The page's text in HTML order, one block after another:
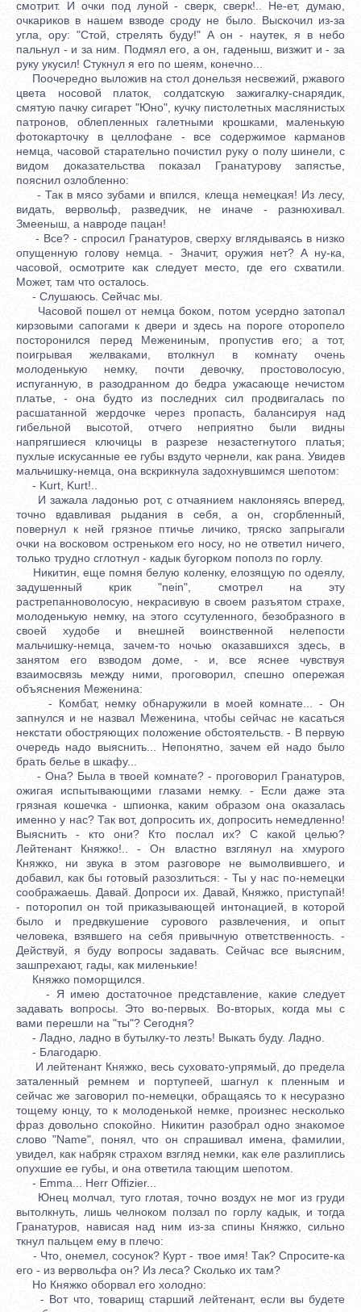
смотрит. И очки под луной - сверк, сверк!.. Не-ет, думаю,
очкариков в нашем взводе сроду не было. Выскочил из-за
угла, ору: "Стой, стрелять буду!" А он - наутек, я в небо
пальнул - и за ним. Подмял его, а он, гаденыш, визжит и - за
руку укусил! Стукнул я его по шеям, конечно...
Поочередно выложив на стол донельзя несвежий, ржавого
цвета носовой платок, солдатскую зажигалку-снарядик,
смятую пачку сигарет "Юно", кучку пистолетных маслянистых
патронов, облепленных галетными крошками, маленькую
фотокарточку в целлофане - все содержимое карманов
немца, часовой старательно почистил руку о полу шинели, с
видом доказательства показал Гранатурову запястье,
пояснил озлобленно:
- Так в мясо зубами и впился, клеща немецкая! Из лесу,
видать, вервольф, разведчик, не иначе - разнюхивал.
Змееныш, а навроде пацан!
- Все? - спросил Гранатуров, сверху вглядываясь в низко
опущенную голову немца. - Значит, оружия нет? А ну-ка,
часовой, осмотрите как следует место, где его схватили.
Может, там что осталось.
- Слушаюсь. Сейчас мы.
Часовой пошел от немца боком, потом усердно затопал
кирзовыми сапогами к двери и здесь на пороге оторопело
посторонился перед Межениным, пропустив его; а тот,
поигрывая желваками, втолкнул в комнату очень
молоденькую немку, почти девочку, простоволосую,
испуганную, в разодранном до бедра ужасающе нечистом
платье, - она будто из последних сил продвигалась по
расшатанной жердочке через пропасть, балансируя над
гибельной высотой, отчего неприятно были видны
напрягшиеся ключицы в разрезе незастегнутого платья;
пухлые искусанные ее губы вздуто чернели, как рана. Увидев
мальчишку-немца, она вскрикнула задохнувшимся шепотом:
- Kurt, Kurt!..
И зажала ладонью рот, с отчаянием наклоняясь вперед,
точно вдавливая рыдания в себя, а он, сгорбленный,
повернул к ней грязное птичье личико, тряско запрыгали
очки на восковом остреньком его носу, но не ответил ничего,
только трудно сглотнул - кадык бугорком пополз по горлу.
Никитин, еще помня белую коленку, елозящую по одеялу,
задушенный крик "nein", смотрел на эту
растрепанноволосую, некрасивую в своем разъятом страхе,
молоденькую немку, на этого ссутуленного, безобразного в
своей худобе и внешней воинственной нелепости
мальчишку-немца, зачем-то ночью оказавшихся здесь, в
занятом его взводом доме, - и, все яснее чувствуя
взаимосвязь между ними, проговорил, спешно опережая
объяснения Меженина:
- Комбат, немку обнаружили в моей комнате... - Он
запнулся и не назвал Меженина, чтобы сейчас не касаться
некстати обостряющих положение обстоятельств. - В первую
очередь надо выяснить... Непонятно, зачем ей надо было
брать белье в шкафу...
- Она? Была в твоей комнате? - проговорил Гранатуров,
ожигая испытывающими глазами немку. - Если даже эта
грязная кошечка - шпионка, каким образом она оказалась
именно у нас? Так вот, допросить их, допросить немедленно!
Выяснить - кто они? Кто послал их? С какой целью?
Лейтенант Княжко!.. - Он властно взглянул на хмурого
Княжко, ни звука в этом разговоре не вымолвившего, и
добавил, как бы готовый разозлиться: - Ты у нас по-немецки
соображаешь. Давай. Допроси их. Давай, Княжко, приступай!
- поторопил он той приказывающей интонацией, в которой
было и предвкушение сурового развлечения, и опыт
человека, взявшего на себя привычную ответственность. -
Действуй, я буду вопросы задавать. Сейчас все выясним,
зашпрехают, гады, как миленькие!
Княжко поморщился.
- Я имею достаточное представление, какие следует
задавать вопросы. Это во-первых. Во-вторых, когда мы с
вами перешли на "ты"? Сегодня?
- Ладно, ладно в бутылку-то лезть! Выкать буду. Ладно.
- Благодарю.
И лейтенант Княжко, весь суховато-упрямый, до предела
заталенный ремнем и портупеей, шагнул к пленным и
сейчас же заговорил по-немецки, обращаясь то к несуразно
тощему юнцу, то к молоденькой немке, произнес несколько
фраз довольно спокойно. Никитин разобрал одно знакомое
слово "Name", понял, что он спрашивал имена, фамилии,
увидел, как набряк страхом взгляд немки, как еле разлиплись
опухшие ее губы, и она ответила тающим шепотом.
- Emma... Herr Offizier...
Юнец молчал, туго глотая, точно воздух не мог из груди
вытолкнуть, лишь челноком ползал по горлу кадык, и тогда
Гранатуров, нависая над ним из-за спины Княжко, сильно
ткнул пальцем ему в плечо:
- Что, онемел, сосунок? Курт - твое имя! Так? Спросите-ка
его - из вервольфа он? Из леса? Сколько их там?
Но Княжко оборвал его холодно:
- Вот что, товарищ старший лейтенант, если вы будете